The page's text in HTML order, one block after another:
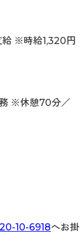
給 ※時給1,320円
※休憩70分／
10-6918へお掛